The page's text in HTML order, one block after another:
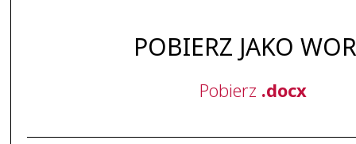
POBIERZ JAKO
Pobierz .docx